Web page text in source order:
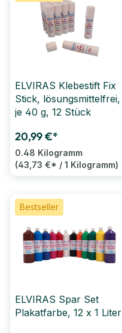
ELVIRAS Klebestift Fix
Stick, lösungsmittelfrei,
je 40 g, 12 Stück
20,99 €*
0.48 Kilogramm
(43,73 €* / 1 Kilogramm)
Bestseller
ELVIRAS Spar Set
Plakatfarbe, 12 x 1 Liter